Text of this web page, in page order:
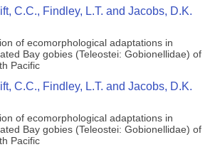
C.C., Findley, L.T. and Jacobs, D.K.
of ecomorphological adaptations in
Bay gobies (Teleostei: Gobionellidae) of
Pacific
C.C., Findley, L.T. and Jacobs, D.K.
of ecomorphological adaptations in
Bay gobies (Teleostei: Gobionellidae) of
Pacific